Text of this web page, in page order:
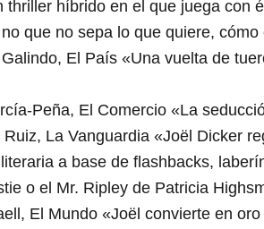
thriller híbrido en el que juega con
que no sepa lo que quiere,
El País «Una vuelta de
Peña, El Comercio «La
Ruiz, La Vanguardia «Joël Dicker
a base de flashbacks,
o el Mr. Ripley de Patricia
El Mundo «Joël convierte en